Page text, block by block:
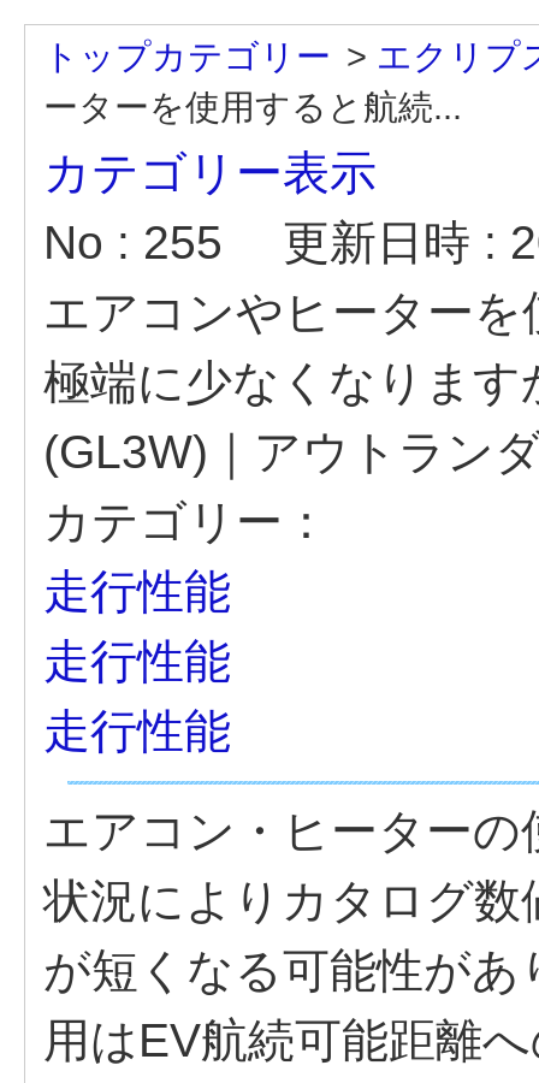
トップカテゴリー > エクリプ
ーターを使用すると航続...
カテゴリー表示
No : 255
更新日時 :
エアコンやヒーター
極端に少なくなりま
(GL3W)｜アウトラン
カテゴリー：
走行性能
走行性能
走行性能
エアコン・ヒーター
状況によりカタログ数
が短くなる可能性が
用はEV航続可能距離